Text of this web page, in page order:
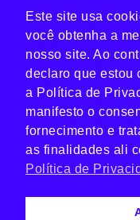
Notícias Listas
Jelly Rockets
Este site usa
você obtenha a
nosso site. Ao
declaro que estou
a Política de
manifesto o
fornecimento e
as finalidades ali
Política de